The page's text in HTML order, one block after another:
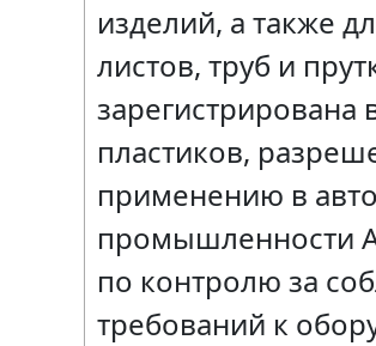
изделий, а также
листов, труб и
зарегистрирована
пластиков,
применению в
промышленности
по контролю за
требований к